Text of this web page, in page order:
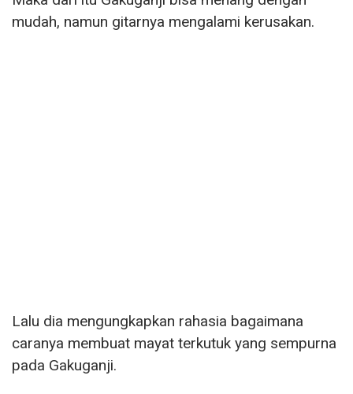
mudah, namun gitarnya mengalami kerusakan.
Lalu dia mengungkapkan rahasia bagaimana
caranya membuat mayat terkutuk yang sempurna
pada Gakuganji.